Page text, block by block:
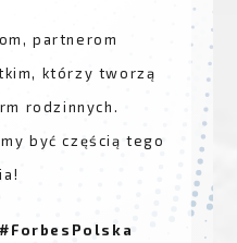
partnerom
którzy tworzą
rodzinnych.
być częścią tego